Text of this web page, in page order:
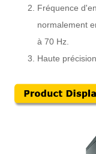
Fréquence
normalement
à 70 Hz.
Haute